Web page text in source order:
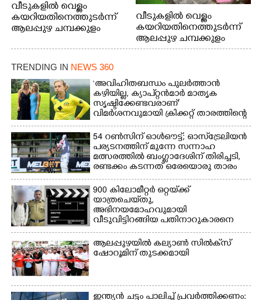
വീടുകളിൽ വെള്ളം
കയറിയതിനെത്തുടർന്ന്
ആലപ്പുഴ ചമ്പക്കുളം
പോരൂക്കര സെൻട്രൽ
സ്കൂളിലെ ദുരിതാശ്വാസ
ക്യാമ്പിലെത്തിയവർ
വസ്ത്രങ്ങൾ
ഉണക്കാനിട്ടിരിക്കുന്ന
ഗോൾപോസ്റ്റിന് മുന്നിൽ
ഫുട്ബോൾ കളികളിൽ
ഏർപ്പെട്ടിരിക്കുന്ന
കുട്ടികൾ
വീടുകളിൽ വെള്ളം
കയറിയതിനെത്തുടർന്ന്
ആലപ്പുഴ ചമ്പക്കുളം
ഫാദർ തോമസ്
ക്യാമ്പിലെത്തിയവർ മഴ
മാറിനിന്ന ഇടവേളയിൽ
ക്യാമ്പ് പരിസരത്ത്
വസ്ത്രങ്ങൾ
ഉണക്കാനിടുന്ന കാഴ്ച.
TRENDING IN NEWS 360
‘അവിഹിതബന്ധം പുലർത്താൻ
കഴിയില്ല,​ ക്യാപ്റ്റൻമാർ മാതൃക
സൃഷ്ടിക്കേണ്ടവരാണ്'
വിമർശനവുമായി ക്രിക്കറ്റ് താരത്തിന്റെ
ഭാര്യ
54 റൺസിന് ഓൾഔട്ട്; ഓസ്‌ട്രേലിയൻ
പര്യടനത്തിന് മുന്നേ സന്നാഹ
മത്സരത്തിൽ ബംഗ്ലാദേശിന് തിരിച്ചടി,
രണ്ടക്കം കടന്നത് ഒരേയൊരു താരം
900 കിലോമീറ്റർ ഒറ്റയ്‌ക്ക്
യാത്രചെ‌യ്‌തു,​
അഭിനയമോഹവുമായി
വീടുവിട്ടിറങ്ങിയ പതിനാറുകാരനെ
കണ്ടെത്തിയത് ഫിലിം സിറ്റിയിൽ
ആലപ്പുഴയിൽ കല്യാൺ സിൽക്‌സ്
ഷോറൂമിന് തുടക്കമായി
ഇന്ത്യൻ ചട്ടം പാലിച്ച് പ്രവർത്തിക്കണം: